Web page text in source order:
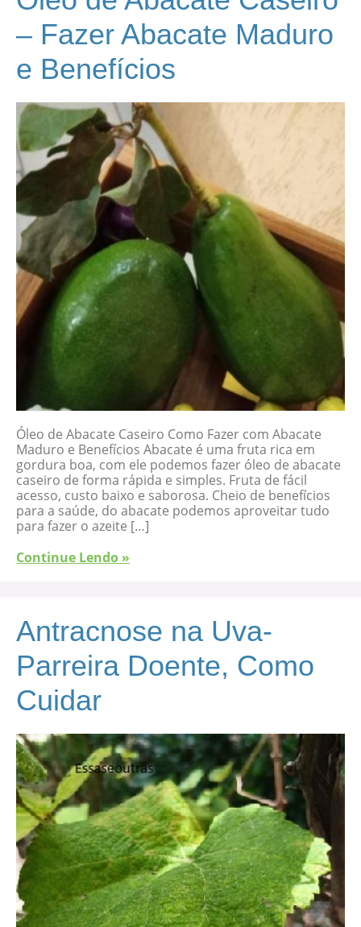
– Fazer Abacate Maduro
e Benefícios
Óleo de Abacate Caseiro Como Fazer com Abacate
Maduro e Benefícios Abacate é uma fruta rica em
gordura boa, com ele podemos fazer óleo de abacate
caseiro de forma rápida e simples. Fruta de fácil
acesso, custo baixo e saborosa. Cheio de benefícios
para a saúde, do abacate podemos aproveitar tudo
para fazer o azeite […]
Continue Lendo »
Antracnose na Uva-
Parreira Doente, Como
Cuidar